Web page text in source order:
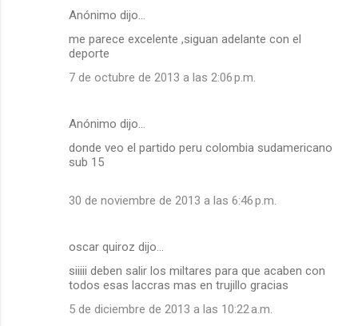
Anónimo dijo…
me parece excelente ,siguan adelante con el
deporte
7 de octubre de 2013 a las 2:06 p.m.
Anónimo dijo…
donde veo el partido peru colombia sudamericano
sub 15
30 de noviembre de 2013 a las 6:46 p.m.
oscar quiroz dijo…
siiiii deben salir los miltares para que acaben con
todos esas laccras mas en trujillo gracias
5 de diciembre de 2013 a las 10:22 a.m.